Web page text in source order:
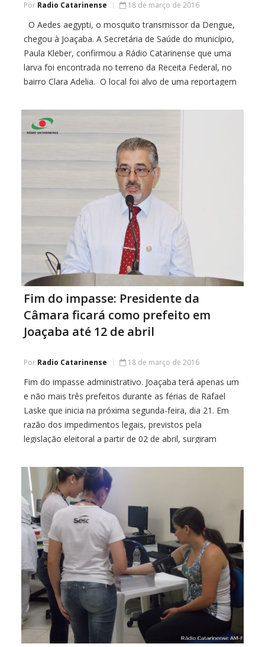
Por Radio Catarinense 18 de março de 2016
O Aedes aegypti, o mosquito transmissor da Dengue,
chegou à Joaçaba. A Secretária de Saúde do município,
Paula Kleber, confirmou a Rádio Catarinense que uma
larva foi encontrada no terreno da Receita Federal, no
bairro Clara Adelia. O local foi alvo de uma reportagem
dos moradores […]
Fim do impasse: Presidente da
Câmara ficará como prefeito em
Joaçaba até 12 de abril
Por Radio Catarinense 18 de março de 2016
Fim do impasse administrativo. Joaçaba terá apenas um
e não mais três prefeitos durante as férias de Rafael
Laske que inicia na próxima segunda-feira, dia 21. Em
razão dos impedimentos legais, previstos pela
legislação eleitoral a partir de 02 de abril, surgiram
poder executivo. No entendimento […]